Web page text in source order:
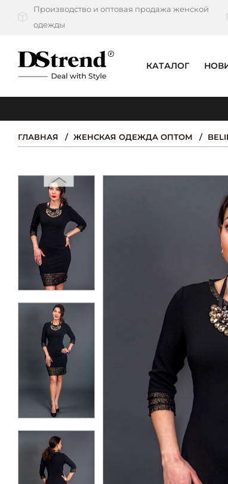
Производство и оптовая продажа женской
одежды
КАТАЛОГ
КАТАЛОГ
НОВИНКИ
PREMIUM
РАСПРОДАЖА
АКЦИИ
КОНТАКТЫ
О НАС
ЧАСТО ЗАДАВАЕМЫЕ
ОПТОВЫМ ПОКУПАТЕЛЯМ
РОЗНИЧНЫМ ПОКУПАТЕЛЯМ
ГЛАВНАЯ ЖЕНСКАЯ ОДЕЖДА ОПТОМ